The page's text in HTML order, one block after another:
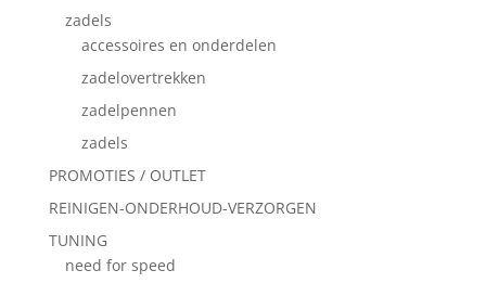
zadels
accessoires en onderdelen
zadelovertrekken
zadelpennen
zadels
PROMOTIES / OUTLET
REINIGEN-ONDERHOUD-VERZORGEN
TUNING
need for speed